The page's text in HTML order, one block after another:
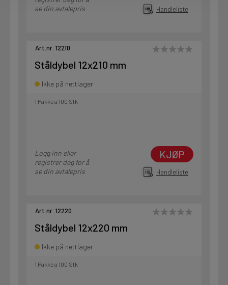
se din avtalepris
Handleliste
Art.nr. 12210
Ståldybel 12x210 mm
Ikke på nettlager
1 Pakke a 100 Stk
Logg inn eller
registrer deg for å
se din avtalepris
KJØP
Handleliste
Art.nr. 12220
Ståldybel 12x220 mm
Ikke på nettlager
1 Pakke a 100 Stk